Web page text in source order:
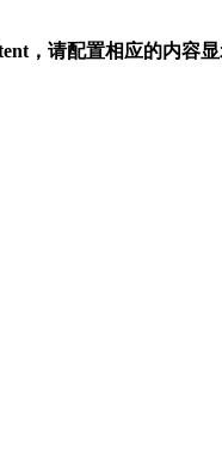
，请配置相应的内容